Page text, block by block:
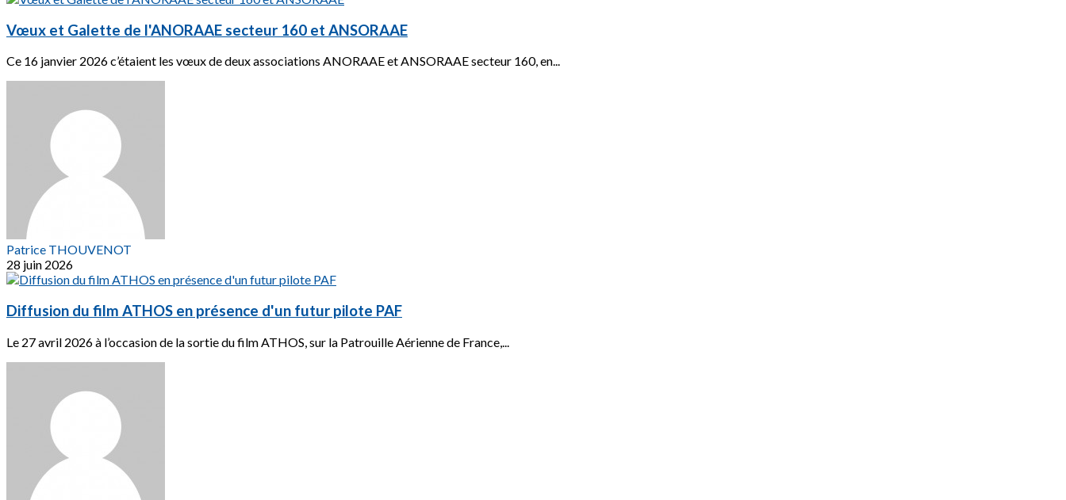
Vœux et Galette de l'ANORAAE secteur 160 et ANSORAAE
Ce 16 janvier 2026 c’étaient les vœux de deux associations ANORAAE et ANSORAAE secteur 160, en...
Patrice THOUVENOT
28 juin 2026
Diffusion du film ATHOS en présence d'un futur pilote PAF
Le 27 avril 2026 à l’occasion de la sortie du film ATHOS, sur la Patrouille Aérienne de France,...